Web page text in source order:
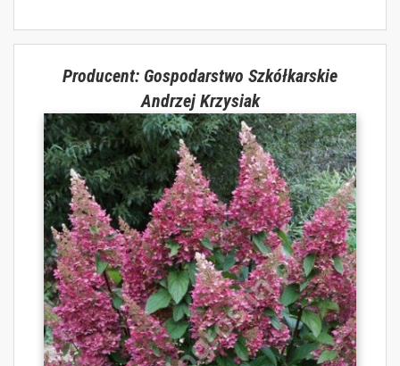
Producent: Gospodarstwo Szkółkarskie
Andrzej Krzysiak